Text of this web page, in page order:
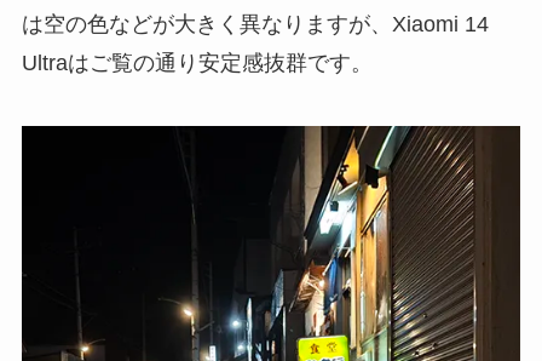
は空の色などが大きく異なりますが、Xiaomi 14
Ultraはご覧の通り安定感抜群です。